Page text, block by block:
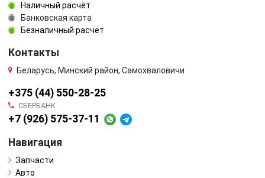
Наличный расчёт
Банковская карта
Безналичный расчёт
Контакты
Беларусь, Минский район, Самохваловичи
+375 (44) 550-28-25
СБЕРБАНК
+7 (926) 575-37-11
Навигация
Запчасти
Авто